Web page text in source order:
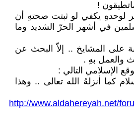
لوحدهِ يكفي لو ثبتت صحتهِ أن
في أشهر الحرّ الشديد وما
على المشايخ .. إلاّ البحث عن
والعمل بهِ .
الإسلامي التالي :
كما أنزلهُ الله تعالى .. وهذا
http://www.aldahereyah.net/